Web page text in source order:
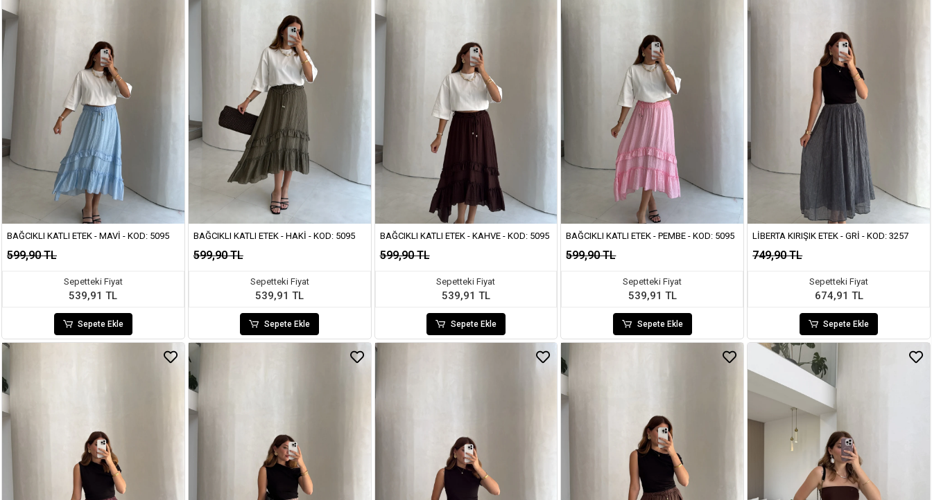
BAĞCIKLI KATLI ETEK - MAVI - KOD: 5095
599,90 TL
Sepetteki Fiyat
539,91 TL
Sepete Ekle
BAĞCIKLI KATLI ETEK - HAKI - KOD: 5095
599,90 TL
Sepetteki Fiyat
539,91 TL
Sepete Ekle
BAĞCIKLI KATLI ETEK - KAHVE - KOD: 5095
599,90 TL
Sepetteki Fiyat
539,91 TL
Sepete Ekle
BAĞCIKLI KATLI ETEK - PEMBE - KOD: 5095
599,90 TL
Sepetteki Fiyat
539,91 TL
Sepete Ekle
LIBERTA KIRIŞIK ETEK - GRI - KOD: 3257
749,90 TL
Sepetteki Fiyat
674,91 TL
Sepete Ekle